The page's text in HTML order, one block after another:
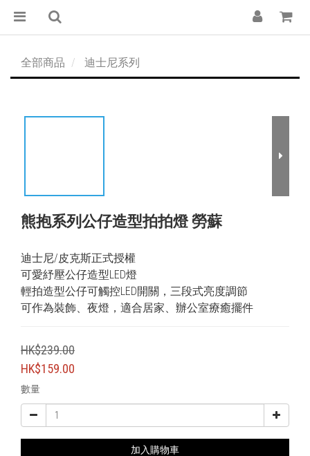
全部商品 迪士尼系列
熊抱系列公仔造型拍拍燈 勞蘇
迪士尼/皮克斯正式授權
可愛紓壓公仔造型LED燈
輕拍造型公仔可觸控LED開關，三段式亮度調節
可作為裝飾、夜燈，適合居家、辦公室療癒擺件
HK$239.00
HK$159.00
數量
加入購物車